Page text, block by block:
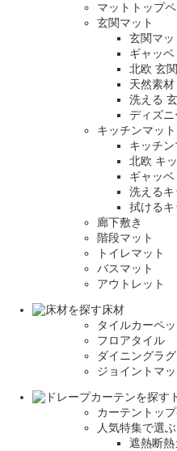
マットトップ
玄関マット
玄関マ
ギャッベ
北欧 玄
天然素材
洗える
ディズニ
キッチンマット
キッチ
北欧 キ
ギャッ
洗えるキ
拭けるキ
廊下敷き
階段マット
トイレマット
バスマット
アウトレット
床材
タイルカーペッ
フロアタイル
ダイニングラ
ジョイントマ
カーテントッ
人気特集で選ぶ
遮熱断